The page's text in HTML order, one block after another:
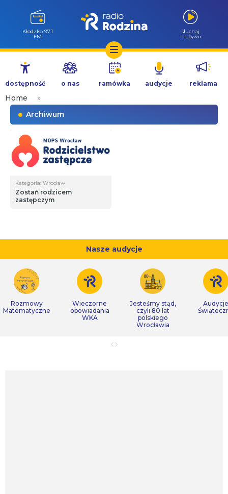
Przejdź
treści
Wołów 99.6
FM
słuchaj
na żywo
dostępność o nas ramówka audycje reklama
Home
»
Archiwum
Kategoria: Wrocław
Zostań rodzicem
zastępczym
Nasze audycje
Rozmowy
Matematyczne
Wieczorne
opowiadania
WKA
Jesteśmy stąd,
czyli 80 lat
polskiego
Wrocławia
Audycje